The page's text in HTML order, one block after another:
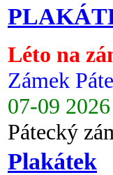
Léto na
Zámek
07-09 2026
Pátecký
Plakátek